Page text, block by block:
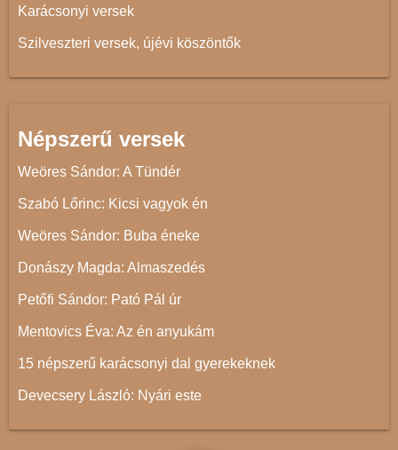
Karácsonyi versek
Szilveszteri versek, újévi köszöntők
Népszerű versek
Weöres Sándor: A Tündér
Szabó Lőrinc: Kicsi vagyok én
Weöres Sándor: Buba éneke
Donászy Magda: Almaszedés
Petőfi Sándor: Pató Pál úr
Mentovics Éva: Az én anyukám
15 népszerű karácsonyi dal gyerekeknek
Devecsery László: Nyári este